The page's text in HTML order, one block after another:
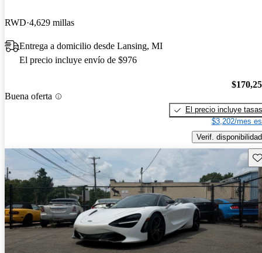
RWD 4,629 millas
Entrega a domicilio desde Lansing, MI
El precio incluye envío de $976
Buena oferta
El precio incluye tasas
$3,202/mes
Verif. disponibilidad